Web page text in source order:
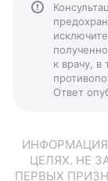
к врачу,
Ответ
ЦЕЛЯХ. НЕ
ПЕРВЫХ